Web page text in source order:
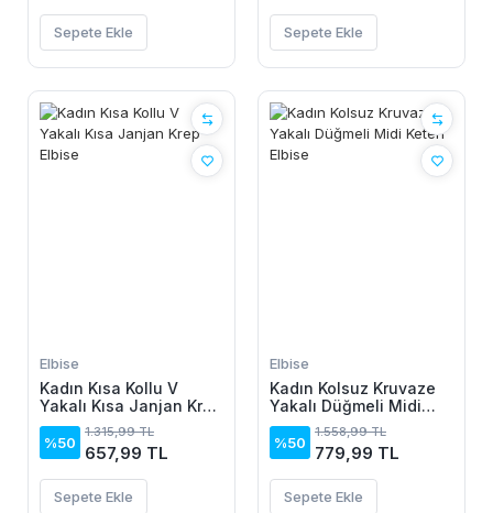
Sepete Ekle Sepete Ekle
Elbise
Kadın Kısa Kollu V
Yakalı Kısa Janjan Krep
Elbise
%50
1.315,99 TL
657,99 TL
Sepete Ekle
Elbise
Kadın Kolsuz Kruvaze
Yakalı Düğmeli Midi
Keten Elbise
%50
1.558,99 TL
779,99 TL
Sepete Ekle